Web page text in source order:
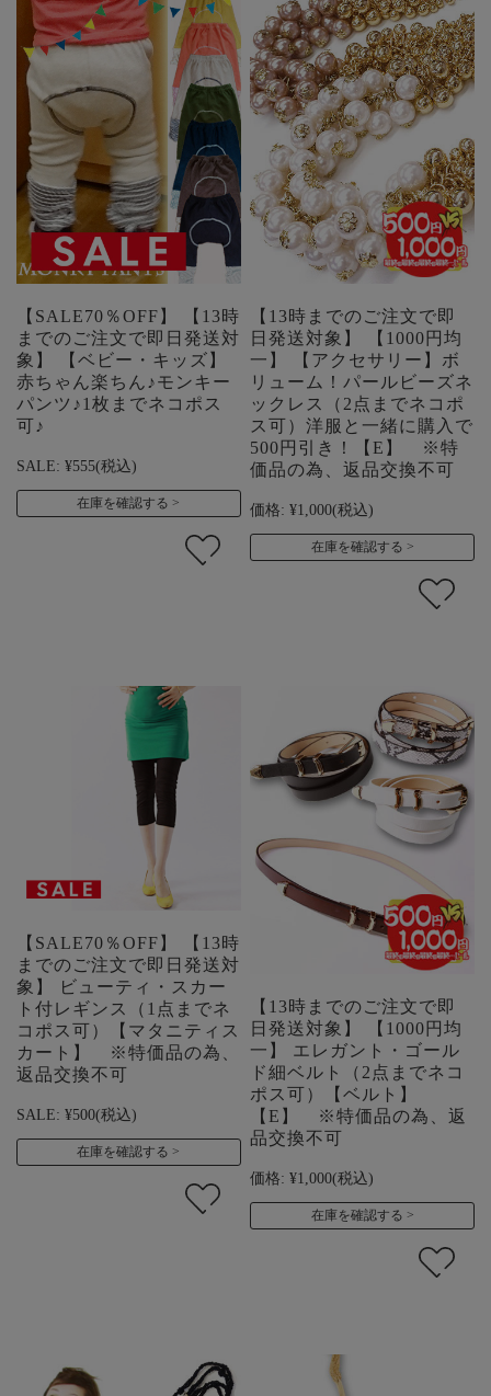
【SALE70％OFF】 【13時
までのご注文で即日発送対
象】 【ベビー・キッズ】
赤ちゃん楽ちん♪モンキー
パンツ♪1枚までネコポス
可♪
SALE: ¥555(税込)
在庫を確認する
【13時までのご注文で即
日発送対象】 【1000円均
一】 【アクセサリー】ボ
リューム！パールビーズネ
ックレス（2点までネコポ
ス可）洋服と一緒に購入で
500円引き！【E】 ※特
価品の為、返品交換不可
価格: ¥1,000(税込)
在庫を確認する
【SALE70％OFF】 【13時
までのご注文で即日発送対
象】 ビューティ・スカー
ト付レギンス（1点までネ
コポス可）【マタニティス
カート】 ※特価品の為、
返品交換不可
SALE: ¥500(税込)
在庫を確認する
【13時までのご注文で即
日発送対象】 【1000円均
一】 エレガント・ゴール
ド細ベルト（2点までネコ
ポス可）【ベルト】
【E】 ※特価品の為、返
品交換不可
価格: ¥1,000(税込)
在庫を確認する